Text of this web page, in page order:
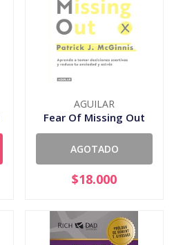
AGUILAR
Fear Of Missing Out
AGOTADO
$18.000